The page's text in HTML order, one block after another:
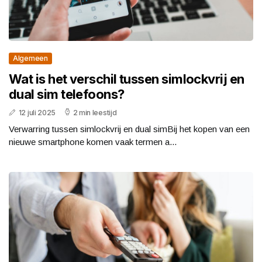
Algemeen
Wat is het verschil tussen simlockvrij en
dual sim telefoons?
12 juli 2025 2 min leestijd
Verwarring tussen simlockvrij en dual simBij het kopen van een
nieuwe smartphone komen vaak termen a...